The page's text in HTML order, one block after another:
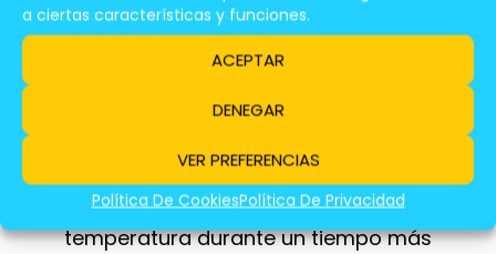
a ciertas características y funciones.
ACEPTAR
DENEGAR
VER PREFERENCIAS
Política De CookiesPolítica De Privacidad
Es un método tradicional: El rostizado
de pollo es un método de cocción
tradicional en España, transmitido de
Permite una cocción más uniforme
pollo rostizado se cocina a baja
temperatura durante un tiempo más